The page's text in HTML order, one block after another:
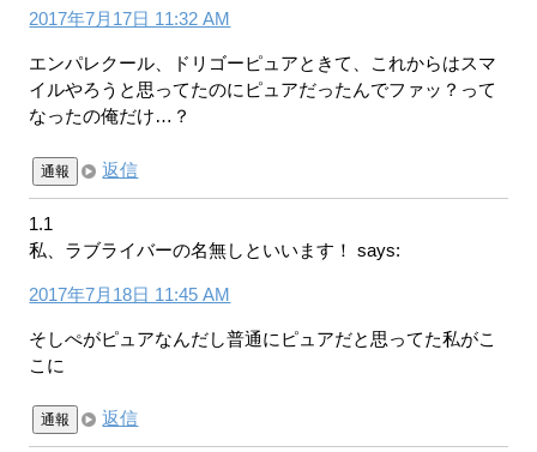
2017年7月17日 11:32 AM
エンパレクール、ドリゴーピュアときて、これからはスマ
イルやろうと思ってたのにピュアだったんでファッ？って
なったの俺だけ…？
通報 返信
1.1
私、ラブライバーの名無しといいます！
says:
2017年7月18日 11:45 AM
そしぺがピュアなんだし普通にピュアだと思ってた私がこ
こに
通報 返信